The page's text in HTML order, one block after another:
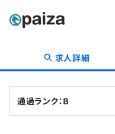
転職・キャリア
新卒就活
求人詳細
通過ランク：B